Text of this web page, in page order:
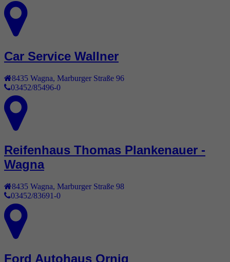
Car Service Wallner
8435 Wagna Marburger Straße 96
03452/85496-0
Reifenhaus Thomas Plankenauer -
Wagna
8435 Wagna, Marburger Straße 98
03452/83691-0
Ford Autohaus Ornig